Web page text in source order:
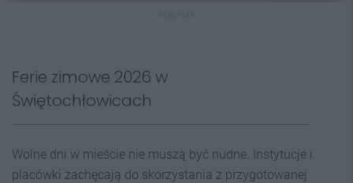
Ferie zimowe 2026 w
Świętochłowicach
Wolne dni w mieście nie muszą być nudne. Instytucje i
placówki zachęcają do skorzystania z przygotowanej